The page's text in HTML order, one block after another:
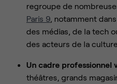
regroupe de
Paris 9 , notamment
des médias, de la tech
des acteurs de la
Un cadre professionnel
théâtres, grands